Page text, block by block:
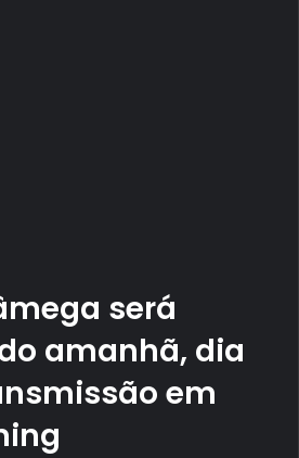
será
amanhã, dia
em